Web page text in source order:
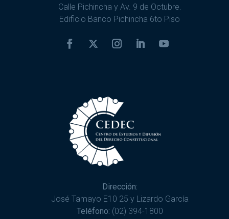
Calle Pichincha y Av. 9 de Octubre.
Edificio Banco Pichincha 6to Piso
Dirección:
José Tamayo E10 25 y Lizardo García
Teléfono: (02) 394-1800